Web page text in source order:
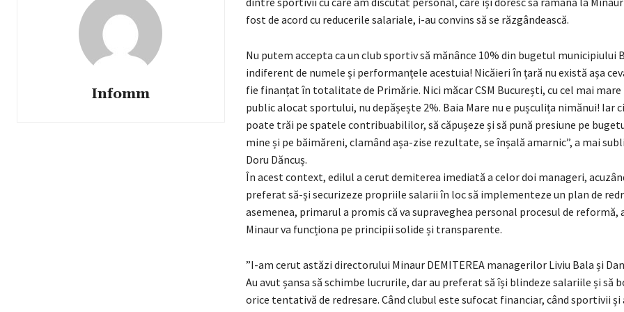
Infomm
fost de acord cu reducerile salariale, i-au convins să se răzgândească.
Nu putem accepta ca un club sportiv să mănânce 10% din bugetul municipiului
indiferent de numele și performanțele acestuia! Nicăieri în țară nu există așa
fie finanțat în totalitate de Primărie. Nici măcar CSM București, cu cel mai
public alocat sportului, nu depășește 2%. Baia Mare nu e pușculița nimănui! Iar
poate trăi pe spatele contribuabililor, să căpușeze și să pună presiune pe
mine și pe băimăreni, clamând așa-zise rezultate, se înșală amarnic”, a mai
Doru Dăncuș.
În acest context, edilul a cerut demiterea imediată a celor doi manageri,
preferat să-și securizeze propriile salarii în loc să implementeze un plan de
asemenea, primarul a promis că va supraveghea personal procesul de reformă,
Minaur va funcționa pe principii solide și transparente.
”I-am cerut astăzi directorului Minaur DEMITEREA managerilor Liviu Bala și
Au avut șansa să schimbe lucrurile, dar au preferat să își blindeze salariile și să
orice tentativă de redresare. Când clubul este sufocat financiar, când sportivii